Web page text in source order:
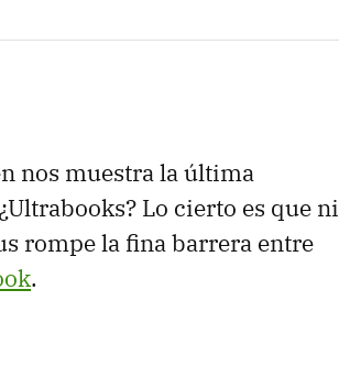
nos muestra la última
Lo cierto es que ni
rompe la fina barrera entre
.